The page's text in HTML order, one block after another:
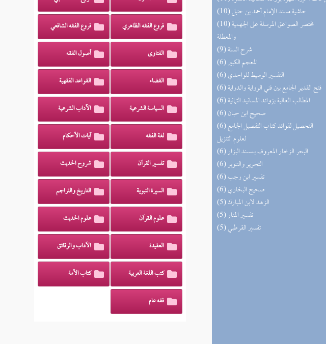
(10) حاشية مسند الإمام أحمد بن حنبل
(10) مختصر الصواعق المرسلة على الجهمية
والمعطلة
(9) شرح السنة
(6) المعجم الكبير
(6) التفسير الوسيط للواحدي
(6) فتح القدير الجامع بين فني الرواية والدراية
(6) المطالب العالية بزوائد المسانيد الثمانية
(6) صحيح ابن حبان
(6) التحصيل لفوائد كتاب التفصيل الجامع
لعلوم التنزيل
(6) البحر الزخار المعروف بمسند البزار
(6) التحرير والتنوير
(6) تفسير ابن رجب
(6) صحيح البخاري
(5) الزهد لابن المبارك
(5) تفسير المنار
(5) تفسير القرطبي
فروع الفقه الظاهري فروع الفقه الشافعي
الفتاوى أصول الفقه
القضاء القواعد الفقهية
السياسة الشرعية الآداب الشرعية
لغة الفقه آيات الأحكام
تفسير القرآن شروح الحديث
السيرة النبوية التاريخ والتراجم
علوم القرآن علوم الحديث
العقيدة الآداب والرقائق
كتب اللغة العربية كتاب الأمة
فقه عام